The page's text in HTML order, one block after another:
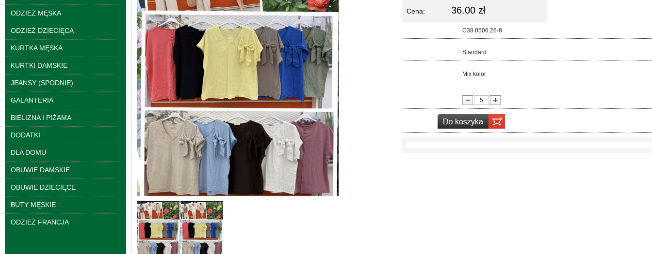
ODZIEŻ MĘSKA
ODZIEŻ DZIECIĘCA
KURTKA MĘSKA
KURTKI DAMSKIE
JEANSY (SPODNIE)
GALANTERIA
BIELIZNA I PIŻAMA
DODATKI
DLA DOMU
OBUWIE DAMSKIE
OBUWIE DZIECIĘCE
BUTY MĘSKIE
ODZIEŻ FRANCJA
Spodnie damskie
jeansy Roz 25-30, 1
Kolor Paczka 10 szt
61.00 zł
Cena: 36.00 zł
C38.0506.26-8
Standard
Mix kolor